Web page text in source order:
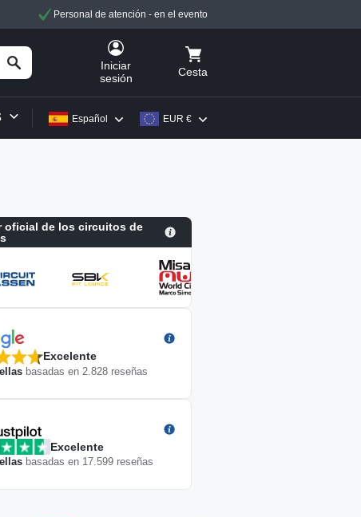
Personal de atención - en el evento
Iniciar
sesión
Cesta
EUR €
Español
oficial de los circuitos de
Excelente
basadas en 2.828 reseñas
Excelente
basadas en 17.599 reseñas